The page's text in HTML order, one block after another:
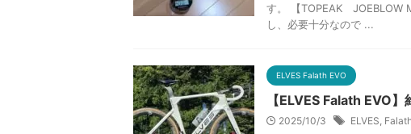
す。 【TOPEAK JOEBLOW
し、必要十分なので ...
ELVES Falath EVO
【ELVES Falath EVO
2025/10/3 ELVES,